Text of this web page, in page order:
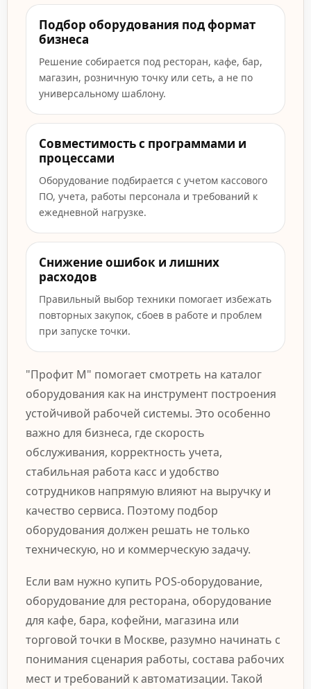
Подбор оборудования под формат
бизнеса
Решение собирается под ресторан, кафе, бар,
магазин, розничную точку или сеть, а не по
универсальному шаблону.
Совместимость с программами и
процессами
Оборудование подбирается с учетом кассового
ПО, учета, работы персонала и требований к
ежедневной нагрузке.
Снижение ошибок и лишних
расходов
Правильный выбор техники помогает избежать
повторных закупок, сбоев в работе и проблем
при запуске точки.
"Профит М" помогает смотреть на каталог
оборудования как на инструмент построения
устойчивой рабочей системы. Это особенно
важно для бизнеса, где скорость
обслуживания, корректность учета,
стабильная работа касс и удобство
сотрудников напрямую влияют на выручку и
качество сервиса. Поэтому подбор
оборудования должен решать не только
техническую, но и коммерческую задачу.
Если вам нужно купить POS-оборудование,
оборудование для ресторана, оборудование
для кафе, бара, кофейни, магазина или
торговой точки в Москве, разумно начинать с
понимания сценария работы, состава рабочих
мест и требований к автоматизации. Такой